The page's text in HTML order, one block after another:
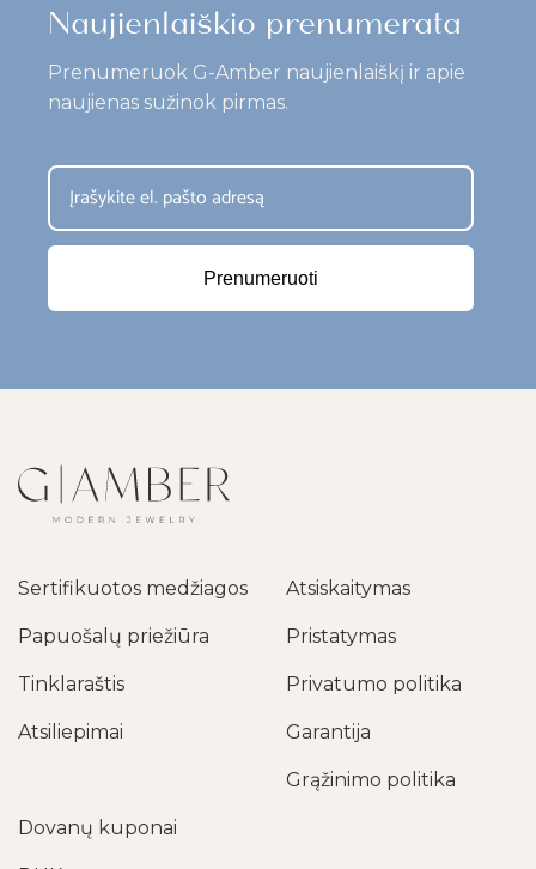
Sertifikuotos medžiagos
Papuošalų priežiūra
Tinklaraštis
Atsiliepimai
Atsiskaitymas
Pristatymas
Privatumo politika
Garantija
Grąžinimo politika
Dovanų kuponai
Naujienlaiškio prenumerata
Prenumeruok G-Amber naujienlaiškį ir apie
naujienas sužinok pirmas.
Prenumeruoti